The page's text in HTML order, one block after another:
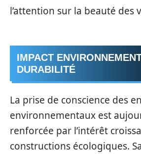
l’attention sur la beauté des
IMPACT
DURABILITÉ
La prise de conscience des
environnementaux est
renforcée par l’intérêt
constructions écologiques.